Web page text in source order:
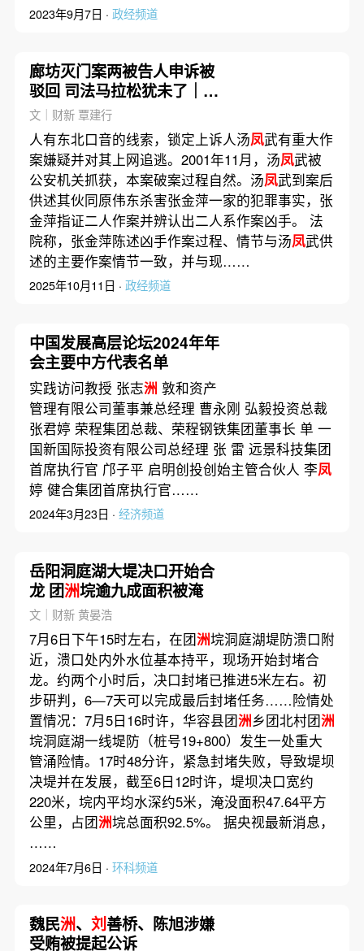
2023年9月7日 · 政经频道
廊坊灭门案两被告人申诉被
驳回 司法马拉松犹未了｜前
事·后事
文｜财新 覃建行
人有东北口音的线索，锁定上诉人汤凤武有重大作
案嫌疑并对其上网追逃。2001年11月，汤凤武被
公安机关抓获，本案破案过程自然。汤凤武到案后
供述其伙同原伟东杀害张金萍一家的犯罪事实，张
金萍指证二人作案并辨认出二人系作案凶手。 法
院称，张金萍陈述凶手作案过程、情节与汤凤武供
述的主要作案情节一致，并与现……
2025年10月11日 · 政经频道
中国发展高层论坛2024年年
会主要中方代表名单
实践访问教授 张志洲 敦和资产
管理有限公司董事兼总经理 曹永刚 弘毅投资总裁
张君婷 荣程集团总裁、荣程钢铁集团董事长 单 一
国新国际投资有限公司总经理 张 雷 远景科技集团
首席执行官 邝子平 启明创投创始主管合伙人 李凤
婷 健合集团首席执行官……
2024年3月23日 · 经济频道
岳阳洞庭湖大堤决口开始合
龙 团洲垸逾九成面积被淹
文｜财新 黄晏浩
7月6日下午15时左右，在团洲垸洞庭湖堤防溃口附
近，溃口处内外水位基本持平，现场开始封堵合
龙。约两个小时后，决口封堵已推进5米左右。初
步研判，6—7天可以完成最后封堵任务……险情处
置情况：7月5日16时许，华容县团洲乡团北村团洲
垸洞庭湖一线堤防（桩号19+800）发生一处重大
管涌险情。17时48分许，紧急封堵失败，导致堤坝
决堤并在发展，截至6日12时许，堤坝决口宽约
220米，垸内平均水深约5米，淹没面积47.64平方
公里，占团洲垸总面积92.5%。 据央视最新消息，
……
2024年7月6日 · 环科频道
魏民洲、 刘善桥、陈旭涉嫌
受贿被提起公诉